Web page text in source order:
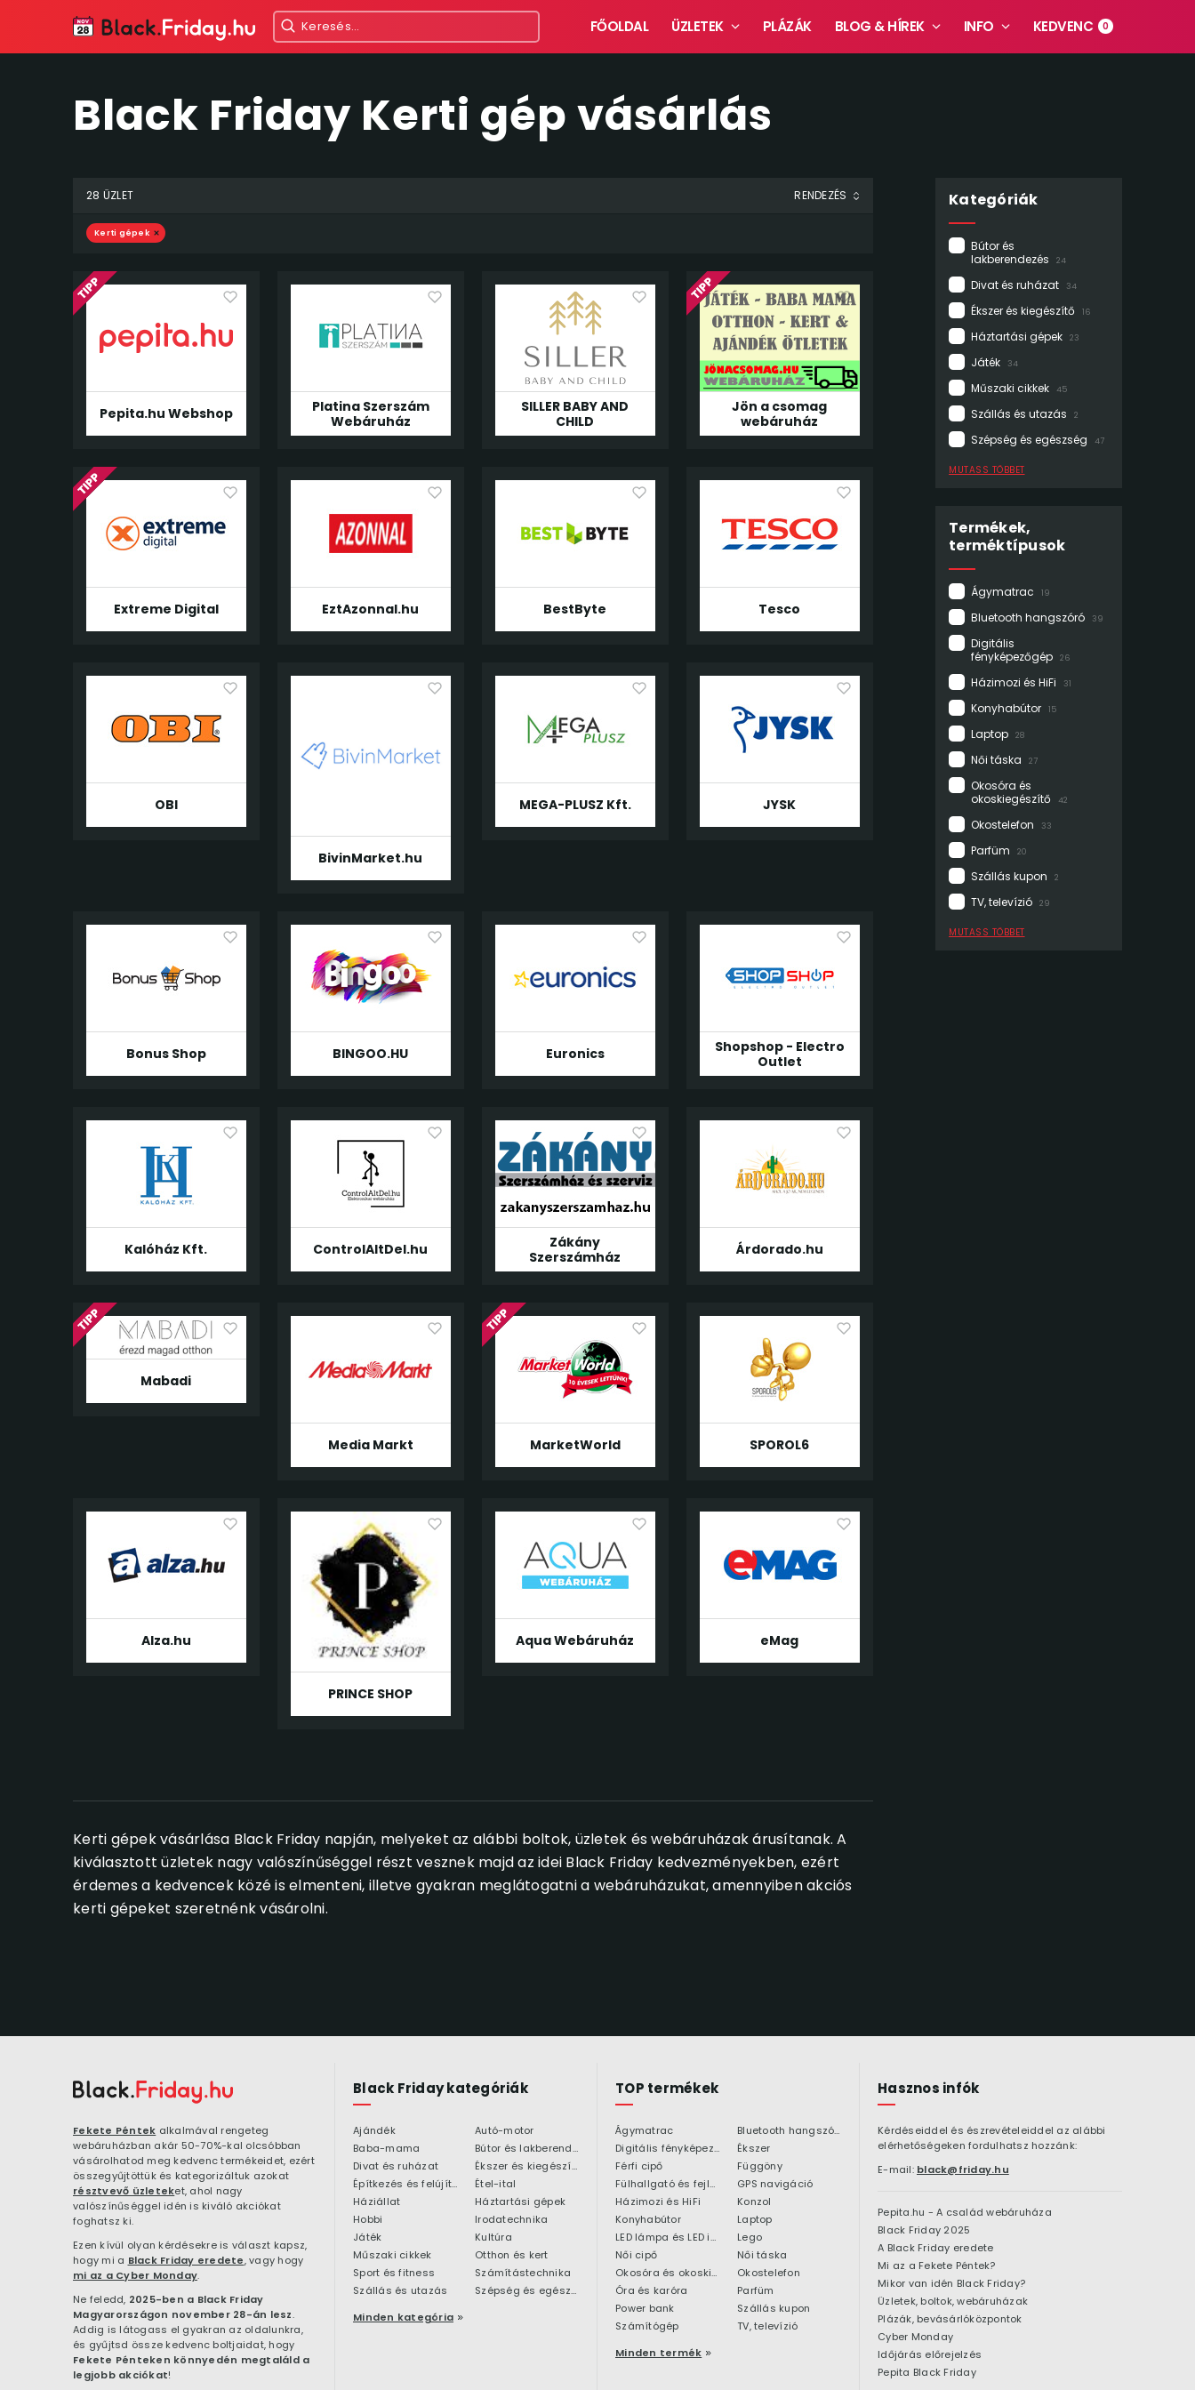
FŐOLDAL ÜZLETEK PLÁZÁK BLOG & HÍREK INFO KEDVENC 0
Black Friday Kerti gép vásárlás
Kategóriák
Bútor és
lakberendezés
24
Divat és ruházat 34
Ékszer és kiegészítő 16
Háztartási gépek 23
Játék 34
Műszaki cikkek 45
Szállás és utazás 2
Szépség és egészség 47
MUTASS TÖBBET
Termékek,
terméktípusok
Ágymatrac 19
Bluetooth hangszóró 39
Digitális
fényképezőgép
26
Házimozi és HiFi 31
Konyhabútor 15
Laptop 28
Női táska 27
Okosóra és
okoskiegészítő
42
Okostelefon 33
Parfüm 20
Szállás kupon 2
TV, televízió 29
MUTASS TÖBBET
28 ÜZLET
Kerti gépek
Pepita.hu Webshop
Platina Szerszám
Webáruház
SILLER BABY AND
CHILD
Jön a csomag
webáruház
Extreme Digital EztAzonnal.hu BestByte Tesco
OBI
BivinMarket.hu
MEGA-PLUSZ Kft. JYSK
Bonus Shop BINGOO.HU Euronics
Shopshop - Electro
Outlet
Kalóház Kft. ControlAltDel.hu
Zákány
Szerszámház
Árdorado.hu
Mabadi
Media Markt MarketWorld SPOROL6
Alza.hu
PRINCE SHOP
Aqua Webáruház eMag
Kerti gépek vásárlása Black Friday napján, melyeket az alábbi boltok, üzletek és webáruházak árusítanak. A
kiválasztott üzletek nagy valószínűséggel részt vesznek majd az idei Black Friday kedvezményekben, ezért
érdemes a kedvencek közé is elmenteni, illetve gyakran meglátogatni a webáruházukat, amennyiben akciós
kerti gépeket szeretnénk vásárolni.
Fekete Péntek alkalmával rengeteg
webáruházban akár 50-70%-kal olcsóbban
vásárolhatod meg kedvenc termékeidet, ezért
összegyűjtöttük és kategorizáltuk azokat
résztvevő üzleteket, ahol nagy
valószínűséggel idén is kiváló akciókat
foghatsz ki.
Ezen kívül olyan kérdésekre is választ kapsz,
hogy mi a Black Friday eredete, vagy hogy
mi az a Cyber Monday.
Ne feledd, 2025-ben a Black Friday
Magyarországon november 28-án lesz.
Addig is látogass el gyakran az oldalunkra,
és gyűjtsd össze kedvenc boltjaidat, hogy
Fekete Pénteken könnyedén megtaláld a
legjobb akciókat!
Black Friday kategóriák
Ajándék
Autó-motor
Baba-mama
Bútor és lakberendezés
Divat és ruházat
Ékszer és kiegészítő
Építkezés és felújítás
Étel-ital
Háziállat
Háztartási gépek
Hobbi
Irodatechnika
Játék
Kultúra
Műszaki cikkek
Otthon és kert
Sport és fitness
Számítástechnika
Szállás és utazás
Szépség és egészség
Minden kategória
TOP termékek
Ágymatrac
Bluetooth hangszóró
Digitális fényképezőgép
Ékszer
Férfi cipő
Függöny
Fülhallgató és fejlhallgató
GPS navigáció
Házimozi és HiFi
Konzol
Konyhabútor
Laptop
LED lámpa és LED izzó
Lego
Női cipő
Női táska
Okosóra és okoskiegészítő
Okostelefon
Óra és karóra
Parfüm
Power bank
Szállás kupon
Számítógép
TV, televízió
Minden termék
Hasznos infók
Kérdéseiddel és észrevételeiddel az alábbi
elérhetőségeken fordulhatsz hozzánk:
E-mail: black@friday.hu
Pepita.hu - A család webáruháza
Black Friday 2025
A Black Friday eredete
Mi az a Fekete Péntek?
Mikor van idén Black Friday?
Üzletek, boltok, webáruházak
Plázák, bevásárlóközpontok
Cyber Monday
Időjárás előrejelzés
Pepita Black Friday